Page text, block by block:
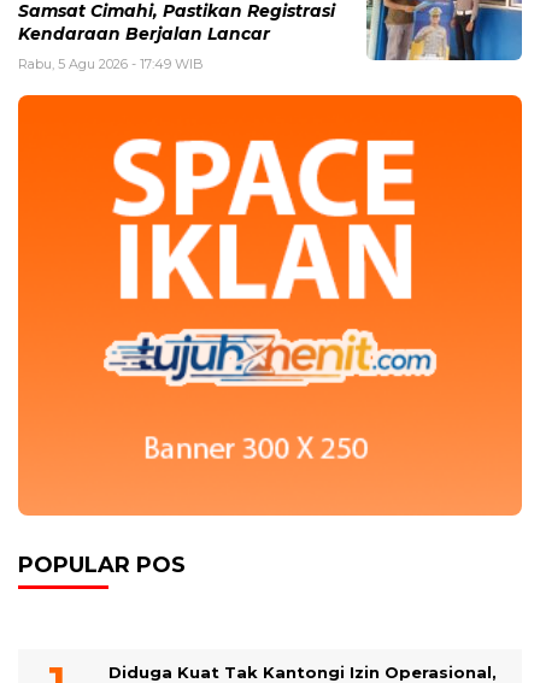
Samsat Cimahi, Pastikan Registrasi
Kendaraan Berjalan Lancar
Rabu, 5 Agu 2026 - 17:49 WIB
POPULAR POS
Diduga Kuat Tak Kantongi Izin Operasional,